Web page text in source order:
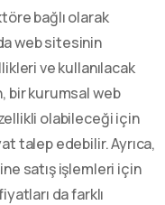
bağlı olarak
web sitesinin
ve kullanılacak
bir kurumsal web
olabileceği için
talep edebilir. Ayrıca,
satış işlemleri için
da farklı